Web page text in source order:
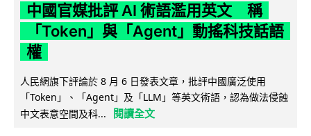
中國官媒批評 AI 術語濫用英文 稱
「Token」與「Agent」動搖科技話語
權
人民網旗下評論於 8 月 6 日發表文章，批評中國廣泛使用
「Token」、「Agent」及「LLM」等英文術語，認為做法侵蝕
中文表意空間及科...
閱讀全文